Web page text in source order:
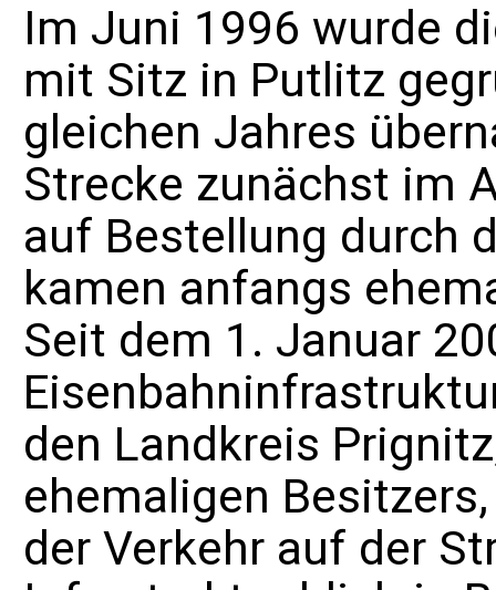
Im Juni 1996 wurde
mit Sitz in Putlitz
gleichen Jahres
Strecke zunächst im
auf Bestellung durch
kamen anfangs
Seit dem 1. Januar
den Landkreis Prignitz
ehemaligen
der Verkehr auf der